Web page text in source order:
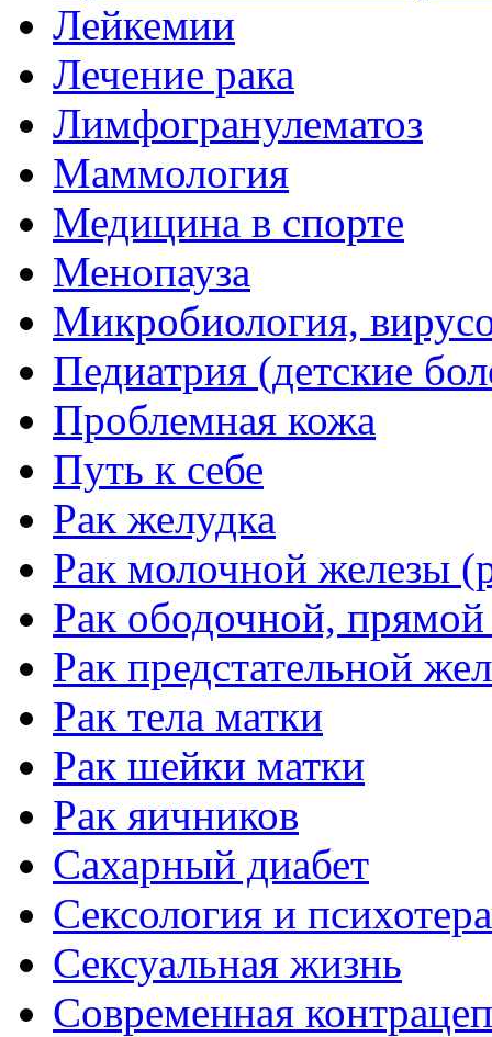
Лейкемии
Лечение рака
Лимфогранулематоз
Маммология
Медицина в спорте
Менопауза
Микробиология,
Педиатрия (детские
Проблемная кожа
Путь к себе
Рак желудка
Рак молочной железы
Рак ободочной,
Рак предстательной
Рак тела матки
Рак шейки матки
Рак яичников
Сахарный диабет
Сексология и
Сексуальная жизнь
Современная